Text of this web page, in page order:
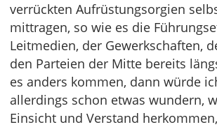
verrückten Aufrüstungsorgien
mittragen, so wie es die
Leitmedien, der Gewerkschaften,
den Parteien der Mitte bereits
es anders kommen, dann würde
allerdings schon etwas wundern,
Einsicht und Verstand